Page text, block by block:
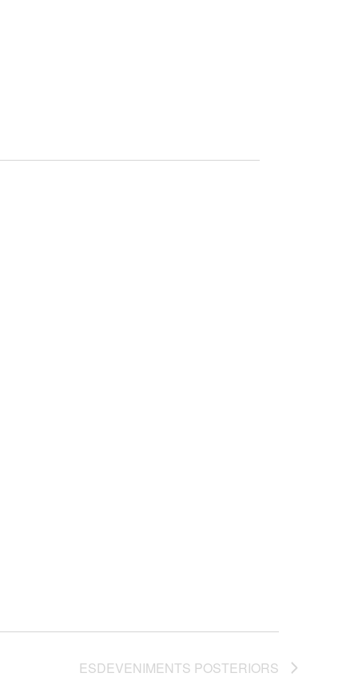
ESDEVENIMENTS POSTERIORS